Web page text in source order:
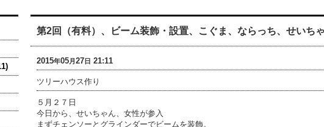
第2回（有料）、ビーム装飾・設置、こぐま、ならっち、せいち
2015年05月27日 21:11
ツリーハウス作り
５月２７日
今日から、せいちゃん、女性が参入
まずチェンソーとグラインダーでビームを装飾。